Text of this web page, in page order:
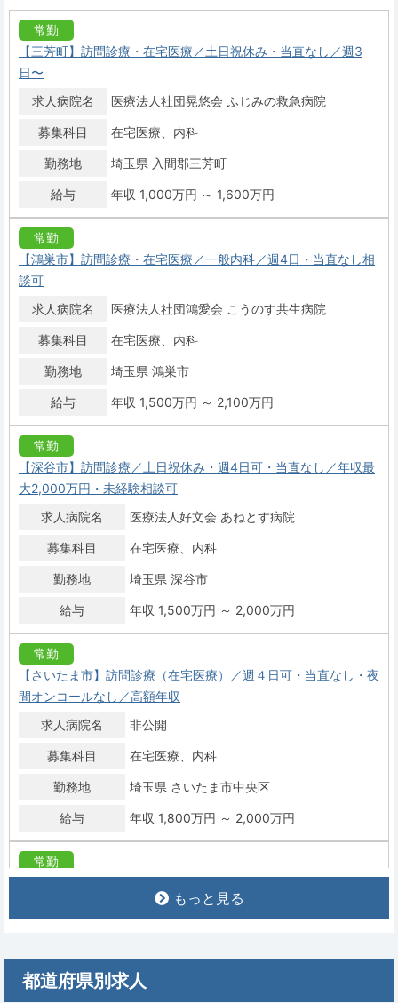
常勤
【三芳町】訪問診療・在宅医療／土日祝休み・当直なし／週3
日〜
求人病院名
医療法人社団晃悠会 ふじみの救急病院
募集科目 在宅医療 内科
勤務地 埼玉県 入間郡三芳町
給与 年収 1,000万円 ～ 1,600万円
常勤
【鴻巣市】訪問診療・在宅医療／一般内科／週4日・当直なし相
談可
求人病院名
医療法人社団鴻愛会 こうのす共生病院
募集科目 在宅医療 内科
勤務地 埼玉県 鴻巣市
給与 年収 1,500万円 ～ 2,100万円
常勤
【深谷市】訪問診療／土日祝休み・週4日可・当直なし／年収最
大2,000万円・未経験相談可
求人病院名
医療法人好文会 あねとす病院
募集科目 在宅医療 内科
勤務地 埼玉県 深谷市
給与 年収 1,500万円 ～ 2,000万円
常勤
【さいたま市】訪問診療（在宅医療）／週４日可・当直なし・夜
間オンコールなし／高額年収
求人病院名
非公開
募集科目 在宅医療 内科
勤務地 埼玉県 さいたま市中央区
給与 年収 1,800万円 ～ 2,000万円
常勤
募集科目 在宅医療
勤務地 埼玉県 戸田市
もっと見る
都道府県別求人